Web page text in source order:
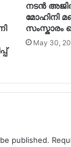
നടൻ
മോഹിനി
May 30,
published.